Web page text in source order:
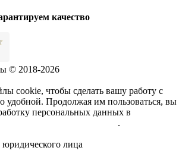
качество
© 2018-2026
cookie, чтобы сделать вашу работу с
удобной. Продолжая им пользоваться, вы
персональных данных в
.
лица